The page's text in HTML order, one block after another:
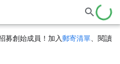
募創始成員！加入郵寄清單 、閱讀